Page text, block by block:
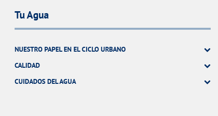
Tu Agua
NUESTRO PAPEL EN EL CICLO URBANO
CALIDAD
CUIDADOS DEL AGUA